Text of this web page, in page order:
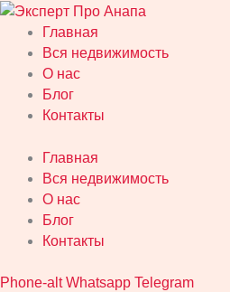
Перейти
содержимому
Главная
Вся недвижимость
О нас
Блог
Контакты
Главная
Вся недвижимость
О нас
Блог
Контакты
Phone-alt Whatsapp Telegram
Поиск: